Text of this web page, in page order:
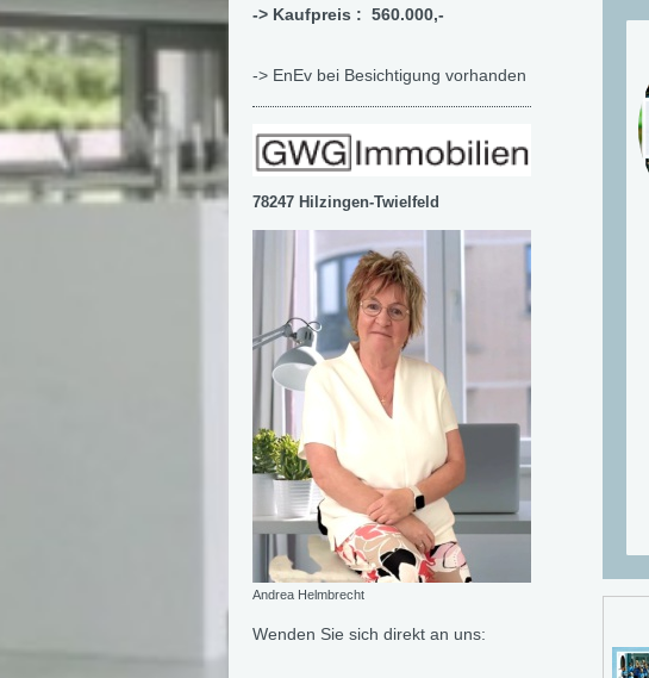
-> Kaufpreis : 560.000,-
-> EnEv bei Besichtigung vorhanden
78247 Hilzingen-Twielfeld
Andrea Helmbrecht
Wenden Sie sich direkt an uns: